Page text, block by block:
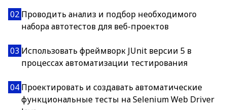
02 Проводить анализ и подбор необходимого
набора автотестов для веб-проектов
03 Использовать фреймворк JUnit версии 5 в
процессах автоматизации тестирования
04 Проектировать и создавать автоматические
функциональные тесты на Selenium Web Driver